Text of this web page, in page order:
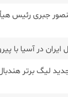
جبری رئیس
ایران در آسیا با
لیگ برتر